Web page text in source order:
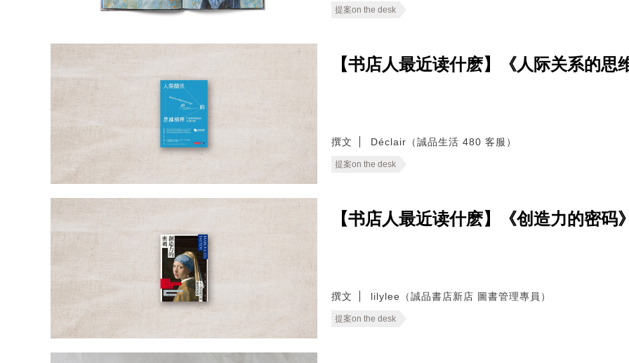
提案on the desk
【书店人最近读什麽】《人际关系的思
撰文 Déclair（誠品生活 480 客服）
提案on the desk
【书店人最近读什麽】《创造力的密码》
撰文 lilylee（誠品書店新店 圖書管理專員）
提案on the desk